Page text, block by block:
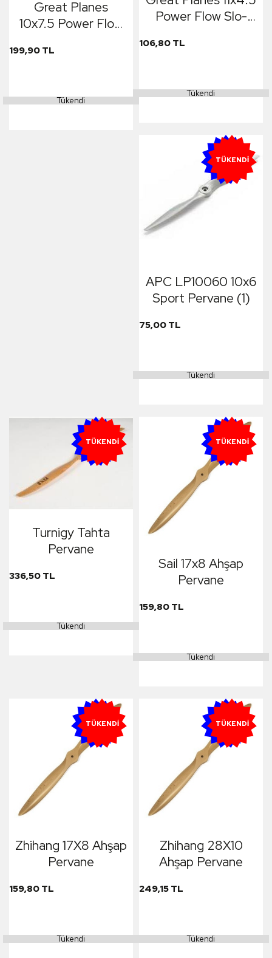
Great Planes
10x7.5 Power Flow
199,90 TL
Tükendi
Power Flow Slo-
106,80 TL
Tükendi
YENI
TÜKENDI
APC LP10060 10x6
Sport Pervane (1)
75,00 TL
Tükendi
YENI
TÜKENDI
Turnigy Tahta
Pervane
336,50 TL
Tükendi
YENI
TÜKENDI
Sail 17x8 Ahşap
Pervane
159,80 TL
Tükendi
YENI
TÜKENDI
Zhihang 17X8 Ahşap
Pervane
159,80 TL
Tükendi
YENI
TÜKENDI
Zhihang 28X10
Ahşap Pervane
249,15 TL
Tükendi